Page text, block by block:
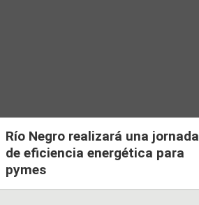
Río Negro realizará una jornada
de eficiencia energética para
pymes